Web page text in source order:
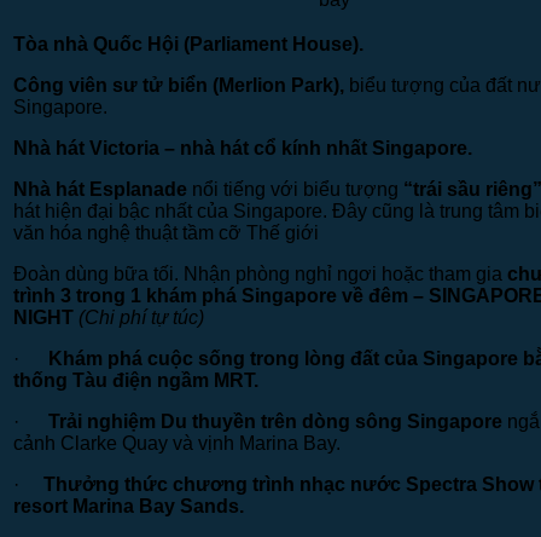
Tòa nhà Quốc Hội (Parliament House).
Công viên sư tử biển (Merlion Park), biểu tượng của đất
Singapore.
Nhà hát Victoria – nhà hát cổ kính nhất Singapore.
Nhà hát Esplanade nổi tiếng với biểu tượng “trái sầu
hát hiện đại bậc nhất của Singapore. Đây cũng là trung tâm
văn hóa nghệ thuật tầm cỡ Thế giới
Đoàn dùng bữa tối. Nhận phòng nghỉ ngơi hoặc tham gia
trình 3 trong 1 khám phá Singapore về đêm –
NIGHT (Chi phí tự túc)
·
Khám phá cuộc sống trong lòng đất của Singapore
thống Tàu điện ngầm MRT.
· Trải nghiệm Du thuyền trên dòng sông Singapore
cảnh Clarke Quay và vịnh Marina Bay.
· Thưởng thức chương trình nhạc nước Spectra Show
resort Marina Bay Sands.